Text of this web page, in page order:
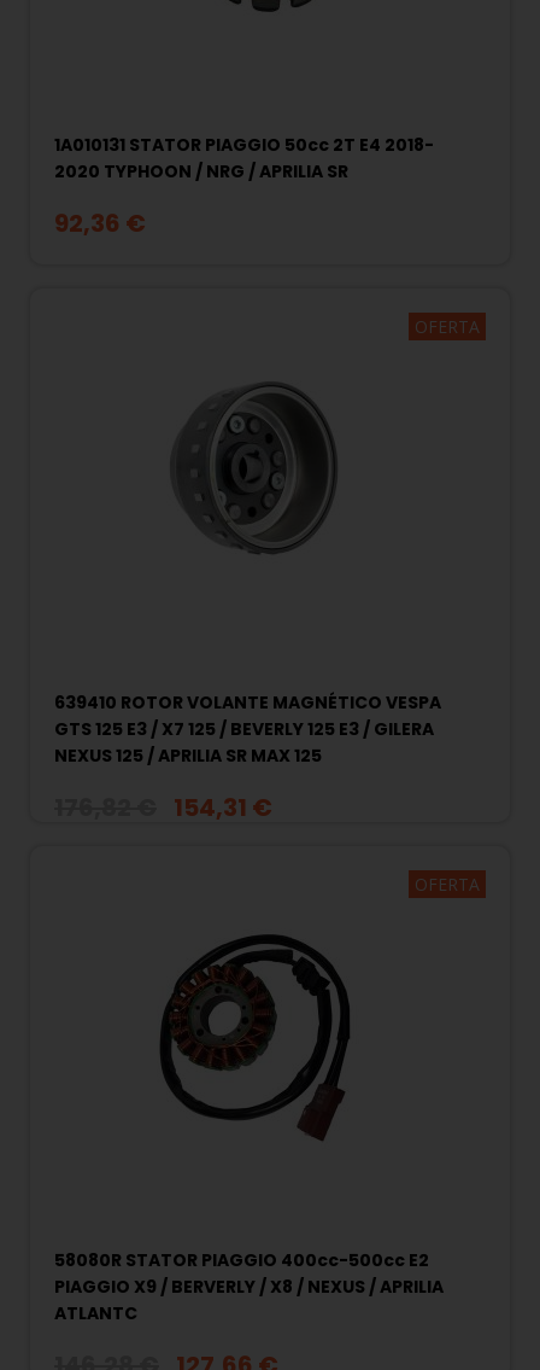
1A010131 STATOR PIAGGIO 50cc 2T E4 2018-
2020 TYPHOON / NRG / APRILIA SR
92,36 €
OFERTA
639410 ROTOR VOLANTE MAGNÉTICO VESPA
GTS 125 E3 / X7 125 / BEVERLY 125 E3 / GILERA
NEXUS 125 / APRILIA SR MAX 125
154,31 €
OFERTA
58080R STATOR PIAGGIO 400cc-500cc E2
PIAGGIO X9 / BERVERLY / X8 / NEXUS / APRILIA
ATLANTC